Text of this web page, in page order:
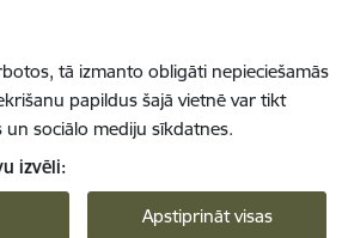
tā izmanto obligāti nepieciešamās
papildus šajā vietnē var tikt
sociālo mediju sīkdatnes.
izvēli:
Apstiprināt visas